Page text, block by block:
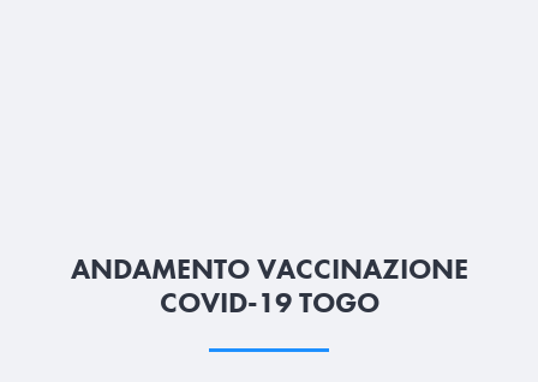
ANDAMENTO VACCINAZIONE
COVID-19 TOGO